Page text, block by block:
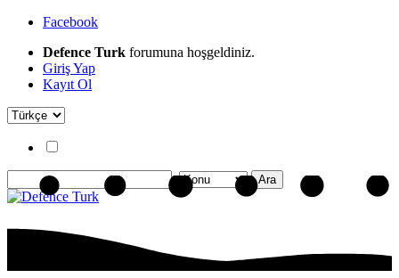
Facebook
Defence Turk forumuna hoşgeldiniz.
Giriş Yap
Kayıt Ol